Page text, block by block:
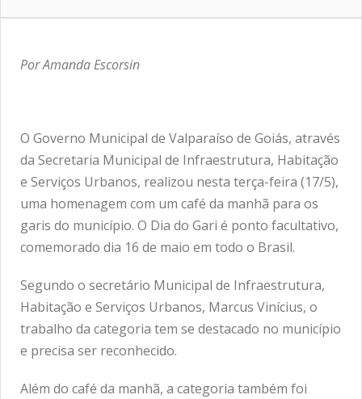
Por Amanda Escorsin
O Governo Municipal de Valparaíso de Goiás, através
da Secretaria Municipal de Infraestrutura, Habitação
e Serviços Urbanos, realizou nesta terça-feira (17/5),
uma homenagem com um café da manhã para os
garis do município. O Dia do Gari é ponto facultativo,
comemorado dia 16 de maio em todo o Brasil.
Segundo o secretário Municipal de Infraestrutura,
Habitação e Serviços Urbanos, Marcus Vinícius, o
trabalho da categoria tem se destacado no município
e precisa ser reconhecido.
Além do café da manhã, a categoria também foi